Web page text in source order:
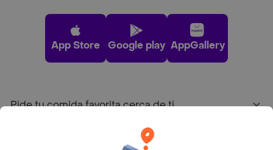
App Store Google play AppGallery
Pide tu comida favorita cerca de ti